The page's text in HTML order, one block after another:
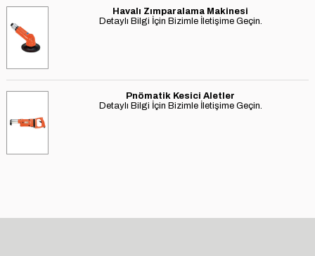
Havalı Zımparalama Makinesi
Detaylı Bilgi İçin Bizimle İletişime Geçin.
Pnömatik Kesici Aletler
Detaylı Bilgi İçin Bizimle İletişime Geçin.